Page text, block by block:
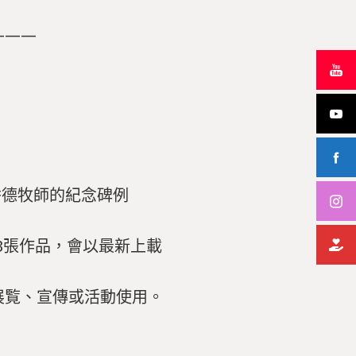
牧師的紀念碑例
作品，會以最新上載
、宣傳或活動使用。